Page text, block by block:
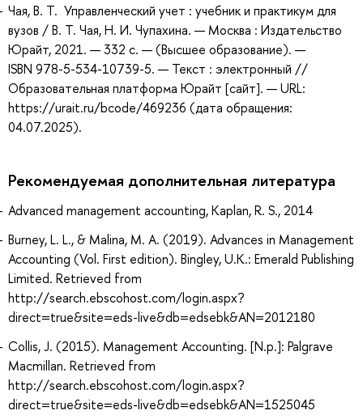
Чая, В. Т. Управленческий учет : учебник и практикум для
вузов / В. Т. Чая, Н. И. Чупахина. — Москва : Издательство
Юрайт, 2021. — 332 с. — (Высшее образование). —
ISBN 978-5-534-10739-5. — Текст : электронный //
Образовательная платформа Юрайт [сайт]. — URL:
https://urait.ru/bcode/469236 (дата обращения:
04.07.2025).
Рекомендуемая дополнительная литература
Advanced management accounting, Kaplan, R. S., 2014
Burney, L. L., & Malina, M. A. (2019). Advances in Management
Accounting (Vol. First edition). Bingley, U.K.: Emerald Publishing
Limited. Retrieved from
http://search.ebscohost.com/login.aspx?
direct=true&site=eds-live&db=edsebk&AN=2012180
Collis, J. (2015). Management Accounting. [N.p.]: Palgrave
Macmillan. Retrieved from
http://search.ebscohost.com/login.aspx?
direct=true&site=eds-live&db=edsebk&AN=1525045